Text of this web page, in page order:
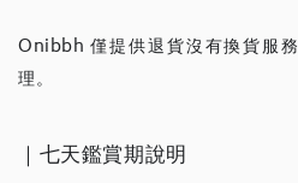
Onibbh 僅提供退貨沒有換貨服
理。
｜七天鑑賞期說明